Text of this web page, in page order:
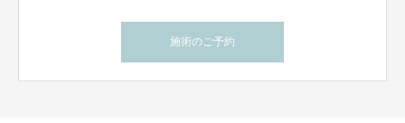
施術のご予約